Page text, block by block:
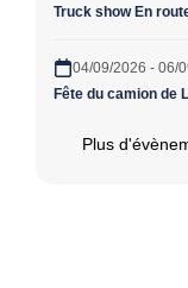
Truck show En
04/09/2026 - 06/
Fête du camion de
Plus